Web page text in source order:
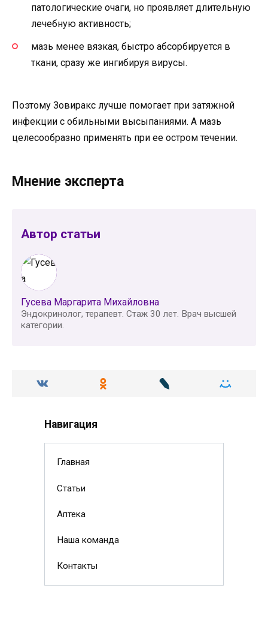
патологические очаги, но проявляет длительную
лечебную активность;
мазь менее вязкая, быстро абсорбируется в
ткани, сразу же ингибируя вирусы.
Поэтому Зовиракс лучше помогает при затяжной
инфекции с обильными высыпаниями. А мазь
целесообразно применять при ее остром течении.
Мнение эксперта
Автор статьи
Гусева Маргарита Михайловна
Эндокринолог, терапевт. Стаж 30 лет. Врач высшей
категории.
Навигация
Главная
Статьи
Аптека
Наша команда
Контакты